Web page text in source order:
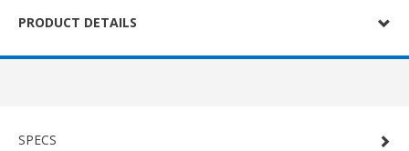
PRODUCT DETAILS
SPECS